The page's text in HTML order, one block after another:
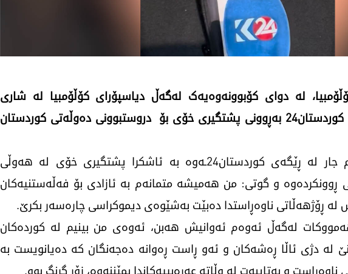
لە دوای کۆبوونەوەیەک لەگەڵ دیاسپۆرای کۆڵۆمبیا لە شاری
برۆکسل، لە وەڵامی پرسیاری کوردستان24 بەڕوونی پشتگیری خۆی بۆ دروستبوونی دەوڵەتی کوردستان
سەرۆکی کۆڵۆمبیا بۆ یەکەم جار لە ڕێگەی کوردستان24ـەوە بە ئاشکرا پشتگیری خۆی لە هەوڵی
ڕوونکردەوە و گوتی: من هەمیشە متمانەم بە ئازادی بۆ فەڵەستنیەکان
ڕۆژهەڵاتی ناوەڕاستدا دەبێت بەشێوەی دیموکراسی چارەسەر بکرێ.
لەگەڵ ئەوەم ئەوانیش هەبن، ئەوەی من بینیم لە کوردەکان
لە دژی ئاڵا ڕەشەکان و ئەو ڕاست ڕەوانە دەجەنگان کە دەیانویست بە